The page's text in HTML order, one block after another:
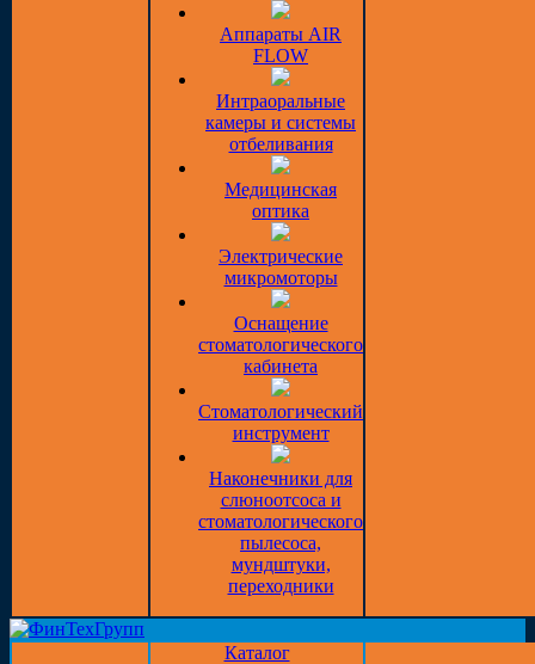
Аппараты AIR
FLOW
Интраоральные
камеры и системы
отбеливания
Медицинская
оптика
Электрические
микромоторы
Оснащение
стоматологического
кабинета
Стоматологический
инструмент
Наконечники для
слюноотсоса и
стоматологического
пылесоса,
мундштуки,
переходники
Каталог